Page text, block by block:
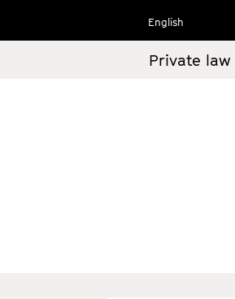
contenido
English
Private law